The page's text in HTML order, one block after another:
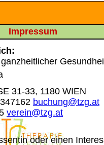
Impressum
31-33, 1180 WIEN
buchung@tzg.at
verein@tzg.at
oder einen